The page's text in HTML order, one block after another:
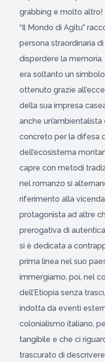
grabbing e molto altro!
“Il Mondo di Agitu”
persona straordinaria
disperdere la
era soltanto un
ottenuto grazie
della sua impresa
anche
concreto per la difesa
dell’ecosistema
capre con metodi
nel romanzo si
riferimento alla
protagonista ad altre
prerogativa di
si è dedicata a
prima linea nel suo
immergiamo, poi, nel
dell’Etiopia senza
indotta da eventi
colonialismo italiano,
tangibile e che ci
trascurato di